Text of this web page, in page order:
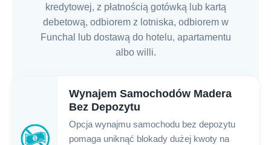
kredytowej, z płatnością gotówką lub kartą
debetową, odbiorem z lotniska, odbiorem w
Funchal lub dostawą do hotelu, apartamentu
albo willi.
Wynajem Samochodów Madera
Bez Depozytu
Opcja wynajmu samochodu bez depozytu
pomaga uniknąć blokady dużej kwoty na